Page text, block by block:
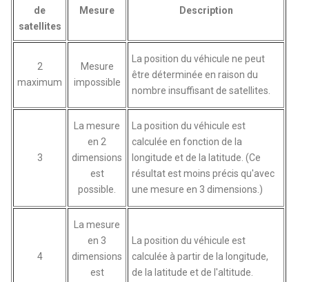
de
satellites
Mesure Description
2
maximum
Mesure
impossible
La position du véhicule ne peut
être déterminée en raison du
nombre insuffisant de satellites.
3
La mesure
en 2
dimensions
est
possible.
La position du véhicule est
calculée en fonction de la
longitude et de la latitude. (Ce
résultat est moins précis qu'avec
une mesure en 3 dimensions.)
4
La mesure
en 3
dimensions
est
La position du véhicule est
calculée à partir de la longitude,
de la latitude et de l'altitude.